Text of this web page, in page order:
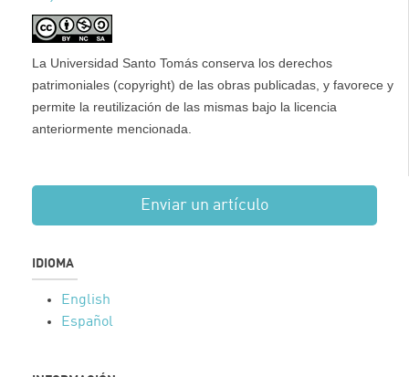
La Universidad Santo Tomás conserva los derechos
patrimoniales (copyright) de las obras publicadas, y favorece y
permite la reutilización de las mismas bajo la licencia
anteriormente mencionada.
Enviar un artículo
IDIOMA
English
Español